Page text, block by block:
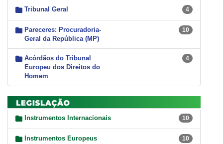
Tribunal Geral 4
Pareceres: Procuradoria-
Geral da República (MP)
10
Acórdãos do Tribunal
Europeu dos Direitos do
Homem
4
Instrumentos Internacionais 10
Instrumentos Europeus 10